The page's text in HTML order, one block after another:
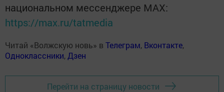
национальном мессенджере MАХ:
https://max.ru/tatmedia
Читай «Волжскую новь» в Телеграм, Вконтакте,
Одноклассники,Дзен
Перейти на страницу новости